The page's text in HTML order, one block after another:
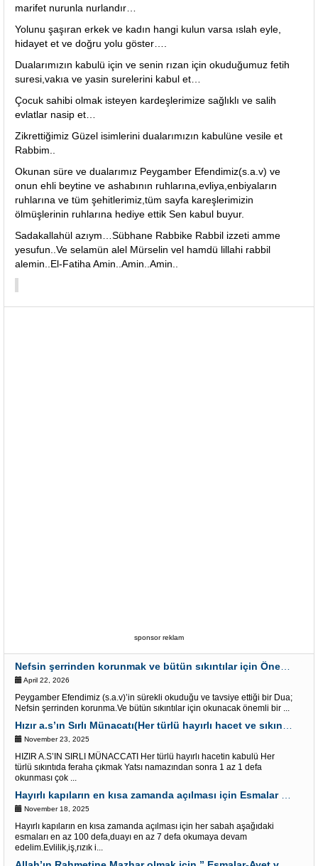
marifet nurunla nurlandır…
Yolunu şaşıran erkek ve kadın hangi kulun varsa ıslah eyle,
hidayet et ve doğru yolu göster….
Dualarımızın kabulü için ve senin rızan için okuduğumuz fetih
suresi,vakıa ve yasin surelerini kabul et…
Çocuk sahibi olmak isteyen kardeşlerimize sağlıklı ve salih
evlatlar nasip et…
Zikrettiğimiz Güzel isimlerini dualarımızın kabulüne vesile et
Rabbim..
Okunan süre ve dualarımız Peygamber Efendimiz(s.a.v) ve
onun ehli beytine ve ashabının ruhlarına,evliya,enbiyaların
ruhlarına ve tüm şehitlerimiz,tüm sayfa kareşlerimizin
ölmüşlerinin ruhlarına hediye ettik Sen kabul buyur.
Sadakallahül azıym…Sübhane Rabbike Rabbil izzeti amme
yesufun..Ve selamün alel Mürselin vel hamdü lillahi rabbil
alemin..El-Fatiha Amin..Amin..Amin..
sponsor reklam
April 22, 2026
Peygamber Efendimiz (s.a.v)’in sürekli okuduğu ve tavsiye ettiği bir Dua;
Nefsin şerrinden korunma.Ve bütün sıkıntılar için okunacak önemli bir ...
November 23, 2025
HIZIR A.S’IN SIRLI MÜNACCATI Her türlü hayırlı hacetin kabulü Her
türlü sıkıntıda feraha çıkmak Yatsı namazından sonra 1 az 1 defa
okunması çok ...
November 18, 2025
Hayırlı kapıların en kısa zamanda açılması için her sabah aşağıdaki
esmaları en az 100 defa,duayı en az 7 defa okumaya devam
edelim.Evlilik,iş,rızık i...